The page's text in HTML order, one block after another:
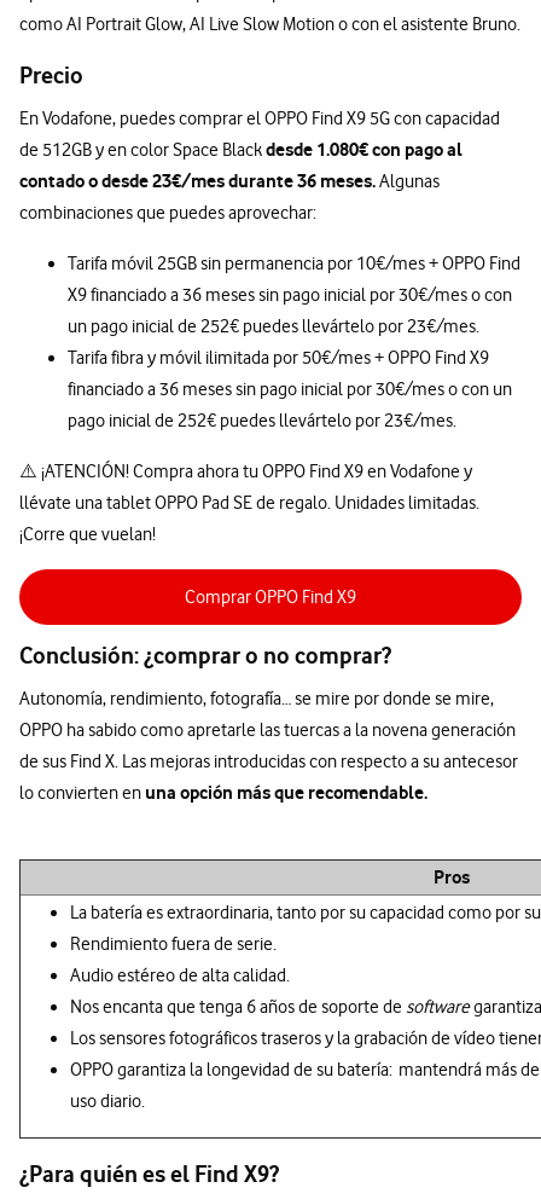
como AI Portrait Glow, AI Live Slow Motion o con el asistente Bruno.
Precio
En Vodafone, puedes comprar el OPPO Find X9 5G con capacidad
de 512GB y en color Space Blackdesde 1.080€ con pago al
contado o desde 23€/mes durante 36 meses.Algunas
combinaciones que puedes aprovechar:
Tarifa móvil 25GB sin permanencia por 10€/mes + OPPO Find
X9 financiado a 36 meses sin pago inicial por 30€/mes o con
un pago inicial de 252€ puedes llevártelo por 23€/mes.
Tarifa fibra y móvil ilimitada por 50€/mes + OPPO Find X9
financiado a 36 meses sin pago inicial por 30€/mes o con un
pago inicial de 252€ puedes llevártelo por 23€/mes.
⚠️ ¡ATENCIÓN! Compra ahora tu OPPO Find X9 en Vodafone y
llévate una tablet OPPO Pad SE de regalo. Unidades limitadas.
¡Corre que vuelan!
Comprar OPPO Find X9
Conclusión: ¿comprar o no comprar?
Autonomía, rendimiento, fotografía… se mire por donde se mire,
OPPO ha sabido como apretarle las tuercas a la novena generación
de sus Find X. Las mejoras introducidas con respecto a su antecesor
lo convierten en una opción más que recomendable.
Pros
La batería es extraordinaria, tanto por su capacidad como por
Rendimiento fuera de serie.
Audio estéreo de alta calidad.
Nos encanta que tenga 6 años de soporte de software
Los sensores fotográficos traseros y la grabación de vídeo
OPPO garantiza la longevidad de su batería: mantendrá más
uso diario.
¿Para quién es el Find X9?